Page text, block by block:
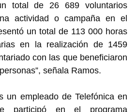
total de 26 689 voluntarios
actividad o campaña en el
un total de 113 000 horas
en la realización de 1459
con las que beneficiaron
señala Ramos.
un empleado de Telefónica en
participó en el programa